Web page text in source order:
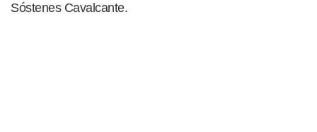
Sóstenes Cavalcante.